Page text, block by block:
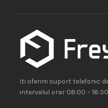
Iti oferim suport telefonic
intervalul orar 08:00 – 18:30